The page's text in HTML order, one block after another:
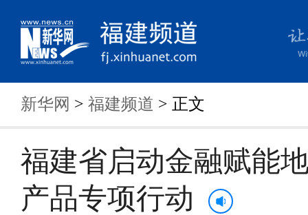
新华网 > 福建频道 > 正文
福建省启动金融赋能
产品专项行动